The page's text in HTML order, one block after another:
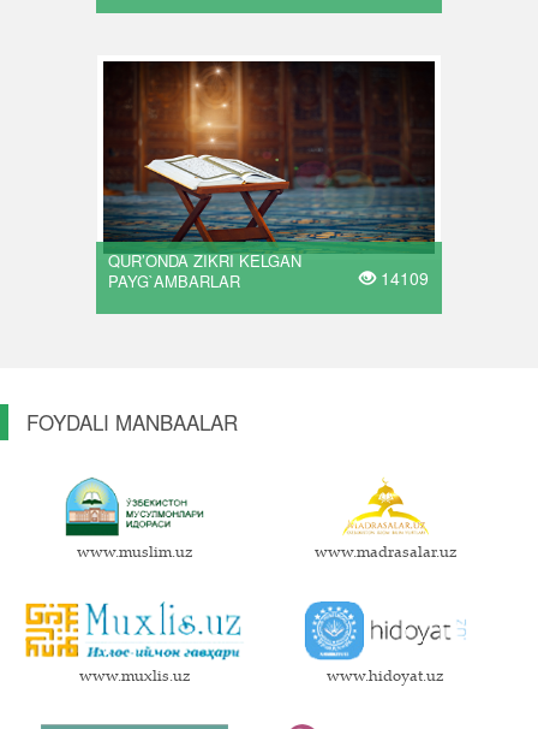
QUR’ONDA ZIKRI KELGAN
PAYG`AMBARLAR
14109
FOYDALI MANBAALAR
www.muslim.uz www.madrasalar.uz
www.muxlis.uz www.hidoyat.uz